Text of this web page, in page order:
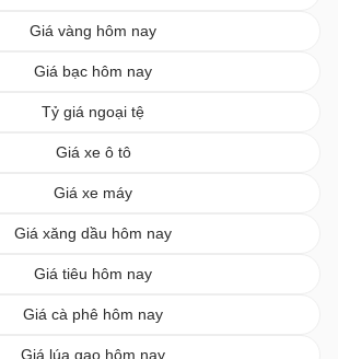
Giá vàng hôm nay
Giá bạc hôm nay
Tỷ giá ngoại tệ
Giá xe ô tô
Giá xe máy
Giá xăng dầu hôm nay
Giá tiêu hôm nay
Giá cà phê hôm nay
Giá lúa gạo hôm nay